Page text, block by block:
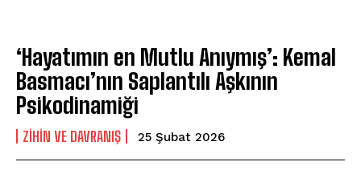
‘Hayatımın en Mutlu Anıymış’: Kemal
Basmacı’nın Saplantılı Aşkının
Psikodinamiği
⁠ZIHIN VE DAVRANIŞ 25 Şubat 2026